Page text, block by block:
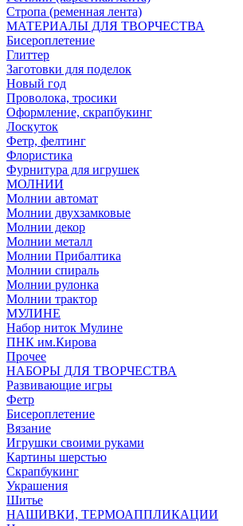
Стропа (ременная лента)
МАТЕРИАЛЫ ДЛЯ ТВОРЧЕСТВА
Бисероплетение
Глиттер
Заготовки для поделок
Новый год
Проволока, тросики
Оформление, скрапбукинг
Лоскуток
Фетр, фелтинг
Флористика
Фурнитура для игрушек
МОЛНИИ
Молнии автомат
Молнии двухзамковые
Молнии декор
Молнии металл
Молнии Прибалтика
Молнии спираль
Молнии рулонка
Молнии трактор
МУЛИНЕ
Набор ниток Мулине
ПНК им.Кирова
Прочее
НАБОРЫ ДЛЯ ТВОРЧЕСТВА
Развивающие игры
Фетр
Бисероплетение
Вязание
Игрушки своими руками
Картины шерстью
Скрапбукинг
Украшения
Шитье
НАШИВКИ, ТЕРМОАППЛИКАЦИИ